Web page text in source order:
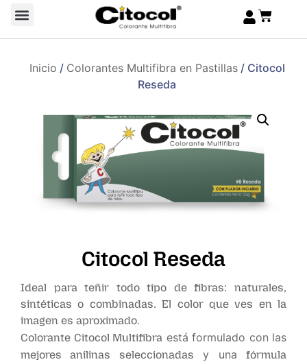
Inicio / Colorantes Multifibra en Pastillas/ Citocol
Reseda
Citocol Reseda
Ideal para teñir todo tipo de fibras: naturales,
sintéticas o combinadas. El color que ves en la
imagen es aproximado.
Colorante Citocol Multifibra está formulado con las
mejores anilinas seleccionadas y unafórmula